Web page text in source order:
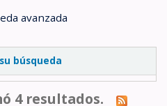
avanzada
búsqueda
4 resultados.